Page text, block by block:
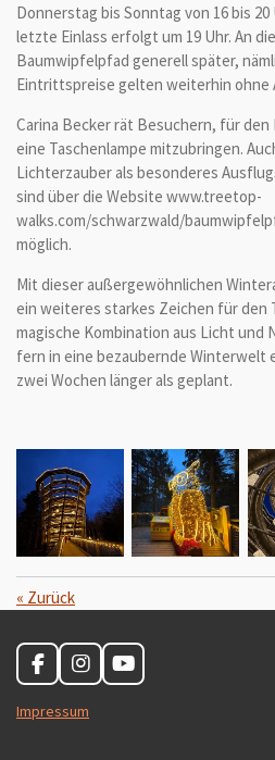
Donnerstag bis Sonntag von 16 bis
letzte Einlass erfolgt um 19 Uhr. An
Baumwipfelpfad generell später,
Eintrittspreise gelten weiterhin ohne
Carina Becker rät Besuchern, für den
eine Taschenlampe mitzubringen.
Lichterzauber als besonderes
sind über die Website www.treetop-
walks.com/schwarzwald/
möglich.
Mit dieser außergewöhnlichen
ein weiteres starkes Zeichen für den
magische Kombination aus Licht und
fern in eine bezaubernde Winterwelt
zwei Wochen länger als geplant.
« Zurück
F
a
c
I
n
s
Y
o
Impressum